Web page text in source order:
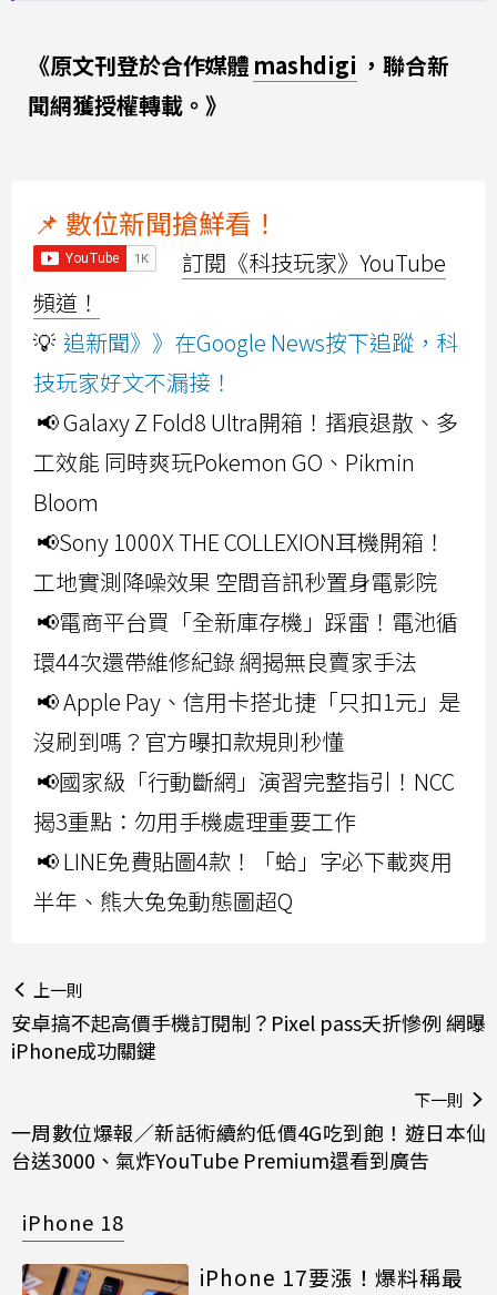
《原文刊登於合作媒體 mashdigi ，聯合新
聞網獲授權轉載。》
📌 數位新聞搶鮮看！
訂閱《科技玩家》YouTube
頻道！
💡 追新聞》》在Google News按下追蹤，科
技玩家好文不漏接！
📢 Galaxy Z Fold8 Ultra開箱！摺痕退散、多
工效能 同時爽玩Pokemon GO、Pikmin
Bloom
📢Sony 1000X THE COLLEXION耳機開箱！
工地實測降噪效果 空間音訊秒置身電影院
📢電商平台買「全新庫存機」踩雷！電池循
環44次還帶維修紀錄 網揭無良賣家手法
📢 Apple Pay、信用卡搭北捷「只扣1元」是
沒刷到嗎？官方曝扣款規則秒懂
📢國家級「行動斷網」演習完整指引！NCC
揭3重點：勿用手機處理重要工作
📢 LINE免費貼圖4款！「蛤」字必下載爽用
半年、熊大兔兔動態圖超Q
上一則
安卓搞不起高價手機訂閱制？Pixel pass夭折慘例 網曝
iPhone成功關鍵
下一則
一周數位爆報／新話術續約低價4G吃到飽！遊日本仙
台送3000、氣炸YouTube Premium還看到廣告
iPhone 18
iPhone 17要漲！爆料稱最